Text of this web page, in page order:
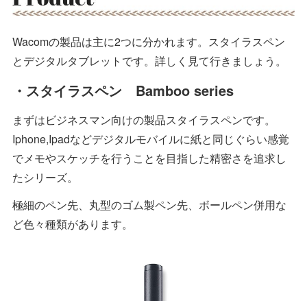
Wacomの製品は主に2つに分かれます。スタイラスペン
とデジタルタブレットです。詳しく見て行きましょう。
・スタイラスペン Bamboo series
まずはビジネスマン向けの製品スタイラスペンです。
Iphone,Ipadなどデジタルモバイルに紙と同じぐらい感覚
でメモやスケッチを行うことを目指した精密さを追求し
たシリーズ。
極細のペン先、丸型のゴム製ペン先、ボールペン併用な
ど色々種類があります。